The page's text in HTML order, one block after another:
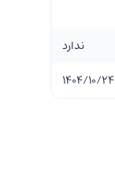
ندارد
۱۴۰۴/۱۰/۲۴